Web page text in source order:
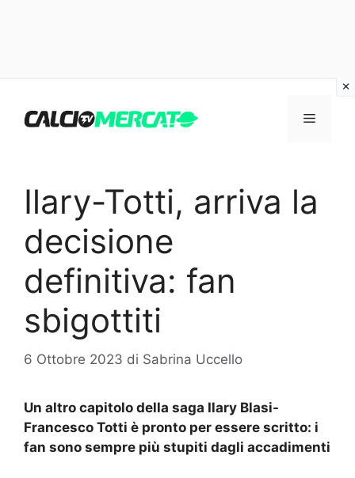
contenuto
Menu
Ilary-Totti, arriva la
decisione
definitiva: fan
sbigottiti
6 Ottobre 2023 di Sabrina Uccello
Un altro capitolo della saga Ilary Blasi-
Francesco Totti è pronto per essere scritto: i
fan sono sempre più stupiti dagli accadimenti